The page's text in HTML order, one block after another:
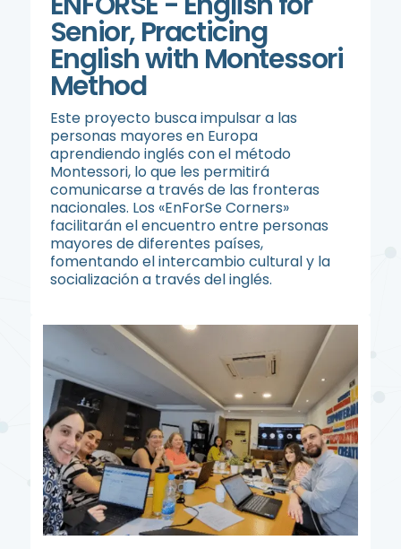
Senior, Practicing
English with Montessori
Method
Este proyecto busca impulsar a las
personas mayores en Europa
aprendiendo inglés con el método
Montessori, lo que les permitirá
comunicarse a través de las fronteras
nacionales. Los «EnForSe Corners»
facilitarán el encuentro entre personas
mayores de diferentes países,
fomentando el intercambio cultural y la
socialización a través del inglés.